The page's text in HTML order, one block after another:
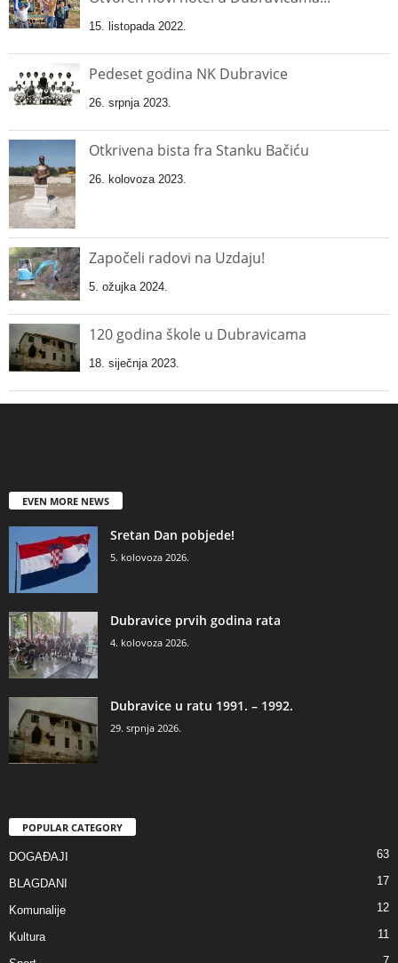
15. listopada 2022.
Pedeset godina NK Dubravice
26. srpnja 2023.
Otkrivena bista fra Stanku Bačiću
26. kolovoza 2023.
Započeli radovi na Uzdaju!
5. ožujka 2024.
120 godina škole u Dubravicama
18. siječnja 2023.
EVEN MORE NEWS
Sretan Dan pobjede!
5. kolovoza 2026.
Dubravice prvih godina rata
4. kolovoza 2026.
Dubravice u ratu 1991. – 1992.
29. srpnja 2026.
POPULAR CATEGORY
DOGAĐAJI 63
BLAGDANI 17
Komunalije 12
Kultura 11